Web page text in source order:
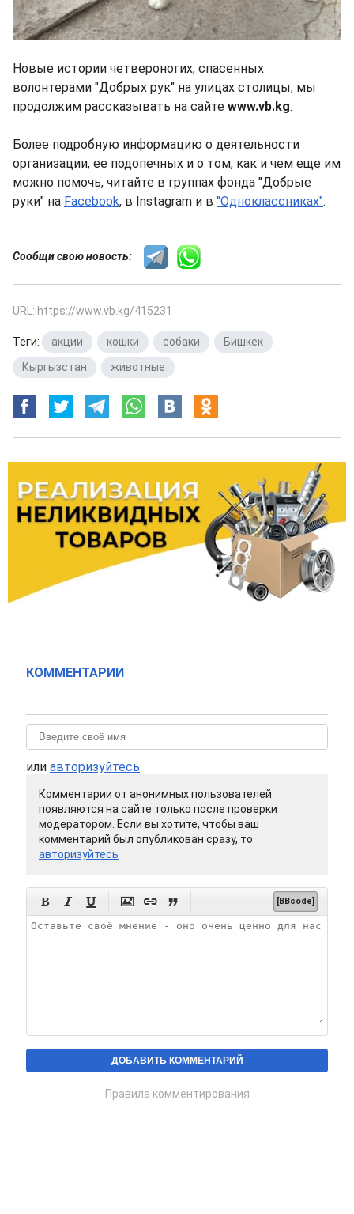
Новые истории четвероногих, спасенных
волонтерами "Добрых рук" на улицах столицы, мы
продолжим рассказывать на сайте www.vb.kg.
Более подробную информацию о деятельности
организации, ее подопечных и о том, как и чем еще им
можно помочь, читайте в группах фонда "Добрые
руки" на Facebook, в Instagram и в "Одноклассниках".
Сообщи свою новость:
URL: https://www.vb.kg/415231
Теги: акции кошки собаки Бишкек
Кыргызстан
животные
КОММЕНТАРИИ
или авторизуйтесь
Комментарии от анонимных пользователей
появляются на сайте только после проверки
модератором. Если вы хотите, чтобы ваш
комментарий был опубликован сразу, то
авторизуйтесь
      [BBcode]
Правила комментирования